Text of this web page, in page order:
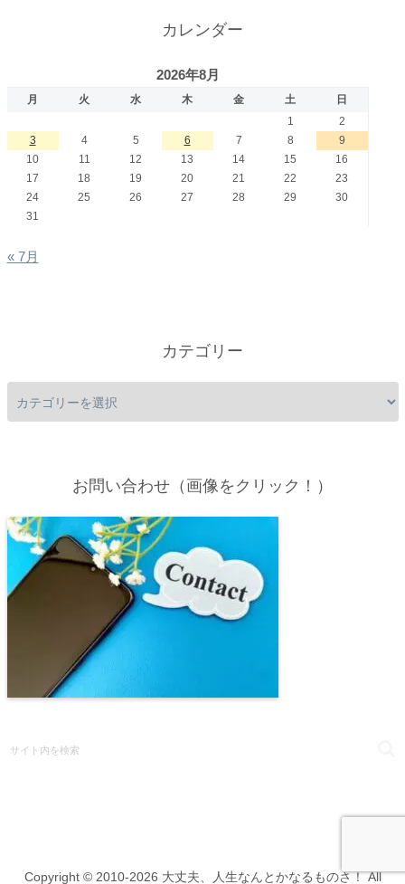
カレンダー
2026年8月
月 火 水 木 金 土
日
1
2
3
4 5 6 7 8
9
10
11 12 13 14 15
16
17
18 19 20 21 22
23
24
25 26 27 28 29
30
31
« 7月
カテゴリー
お問い合わせ（画像をクリック！）
Copyright © 2010-2026 大丈夫、人生なんとかなるものさ！ All